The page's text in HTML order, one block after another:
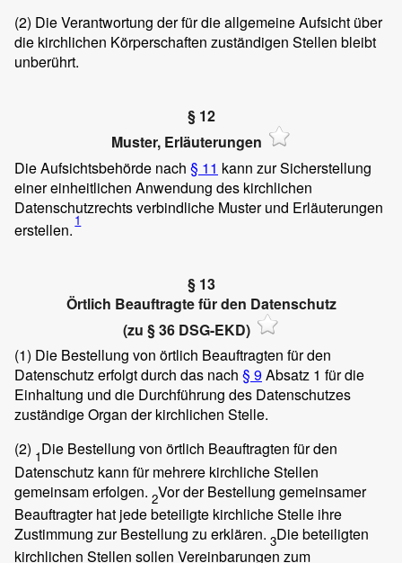
(2) Die Verantwortung der für die allgemeine Aufsicht über
die kirchlichen Körperschaften zuständigen Stellen bleibt
unberührt.
§ 12
Muster, Erläuterungen
Die Aufsichtsbehörde nach § 11 kann zur Sicherstellung
einer einheitlichen Anwendung des kirchlichen
Datenschutzrechts verbindliche Muster und Erläuterungen
erstellen. 1
§ 13
Örtlich Beauftragte für den Datenschutz
(zu § 36 DSG-EKD)
(1) Die Bestellung von örtlich Beauftragten für den
Datenschutz erfolgt durch das nach § 9Absatz 1 für die
Einhaltung und die Durchführung des Datenschutzes
zuständige Organ der kirchlichen Stelle.
(2) 1Die Bestellung von örtlich Beauftragten für den
Datenschutz kann für mehrere kirchliche Stellen
gemeinsam erfolgen. 2Vor der Bestellung gemeinsamer
Beauftragter hat jede beteiligte kirchliche Stelle ihre
Zustimmung zur Bestellung zu erklären. 3Die beteiligten
kirchlichen Stellen sollen Vereinbarungen zum